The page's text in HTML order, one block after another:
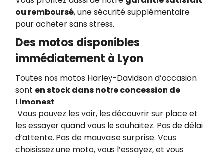
ou remboursé, une sécurité supplémentaire
pour acheter sans stress.
Des motos disponibles
immédiatement à Lyon
Toutes nos motos Harley-Davidson d’occasion
sont en stock dans notre concession de
Limonest.
Vous pouvez les voir, les découvrir sur place et
les essayer quand vous le souhaitez. Pas de délai
d’attente. Pas de mauvaise surprise. Vous
choisissez une moto, vous l’essayez, et vous